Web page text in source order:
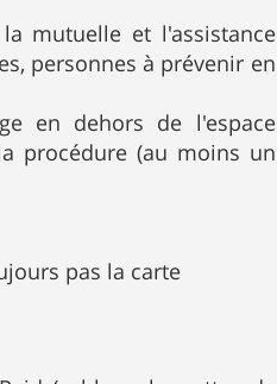
mutuelle et l'assistance
personnes à prévenir en
en dehors de l'espace
procédure (au moins un
pas la carte